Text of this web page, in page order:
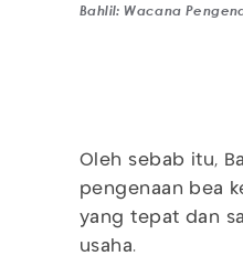
Bahlil: Wacana
Oleh sebab itu,
pengenaan bea
yang tepat dan
usaha.